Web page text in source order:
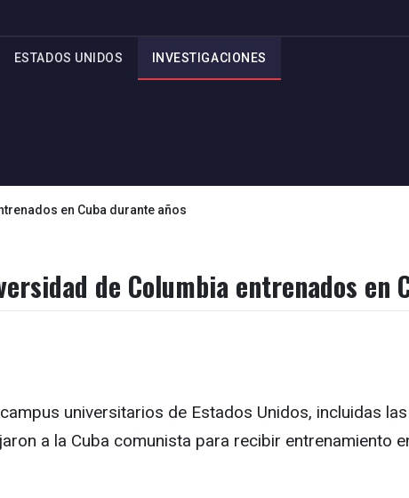
ESTADOS UNIDOS INVESTIGACIONES
en Cuba durante años
de Columbia entrenados en
universitarios de Estados Unidos, incluidas
a la Cuba comunista para recibir entrenamiento